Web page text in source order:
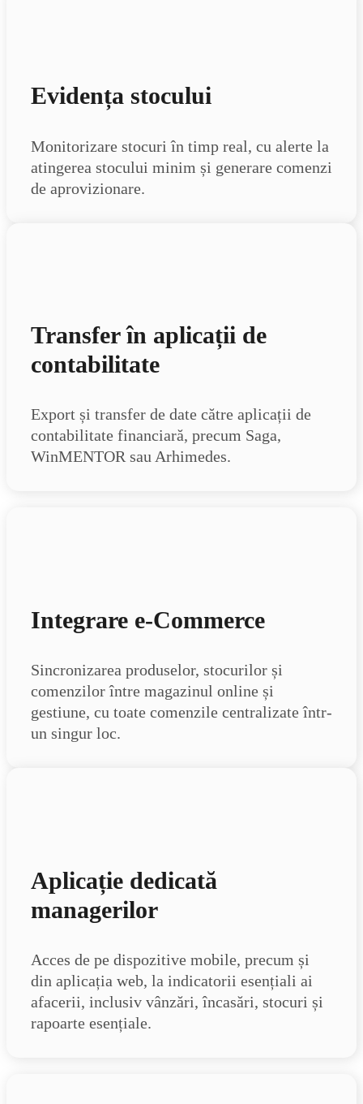
Evidența stocului
Monitorizare stocuri în timp real, cu alerte la
atingerea stocului minim și generare comenzi
de aprovizionare.
Transfer în aplicații de
contabilitate
Export și transfer de date către aplicații de
contabilitate financiară, precum Saga,
WinMENTOR sau Arhimedes.
Integrare e-Commerce
Sincronizarea produselor, stocurilor și
comenzilor între magazinul online și
gestiune, cu toate comenzile centralizate într-
un singur loc.
Aplicație dedicată
managerilor
Acces de pe dispozitive mobile, precum și
din aplicația web, la indicatorii esențiali ai
afacerii, inclusiv vânzări, încasări, stocuri și
rapoarte esențiale.